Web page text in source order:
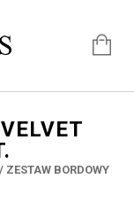
ZESTAW BORDOWY